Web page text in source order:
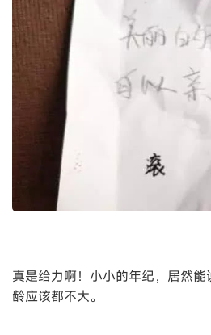
真是给力啊！小小的年纪，居然
龄应该都不大。